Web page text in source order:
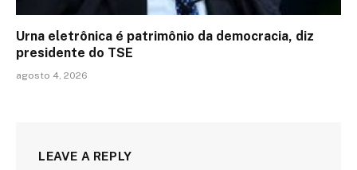
Urna eletrônica é patrimônio da democracia, diz
presidente do TSE
agosto 4, 2026
LEAVE A REPLY